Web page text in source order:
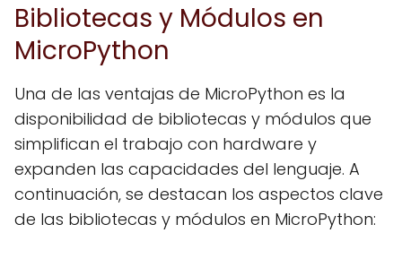
Bibliotecas y Módulos en
MicroPython
Una de las ventajas de MicroPython es la
disponibilidad de bibliotecas y módulos que
simplifican el trabajo con hardware y
expanden las capacidades del lenguaje. A
continuación, se destacan los aspectos clave
de las bibliotecas y módulos en MicroPython: